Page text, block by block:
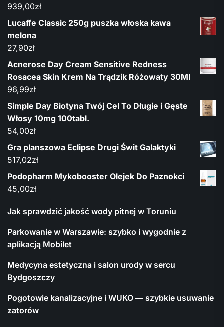
939,00zł
Lucaffe Classic 250g puszka włoska kawa
melona
27,90zł
Acnerose Day Cream Sensitive Redness
Rosacea Skin Krem Na Trądzik Różowaty 30Ml
96,99zł
Simple Day Biotyna Twój Cel To Długie i Gęste
Włosy 10mg 100tabl.
54,00zł
Gra planszowa Eclipse Drugi Świt Galaktyki
517,02zł
Podopharm Mykobooster Olejek Do Paznokci
45,00zł
Jak sprawdzić jakość wody pitnej w Toruniu
Parkowanie w Warszawie: szybko i wygodnie z
aplikacją Mobilet
Medycyna estetyczna i salon urody w sercu
Bydgoszczy
Pogotowie kanalizacyjne i WUKO — szybkie usuwanie
zatorów